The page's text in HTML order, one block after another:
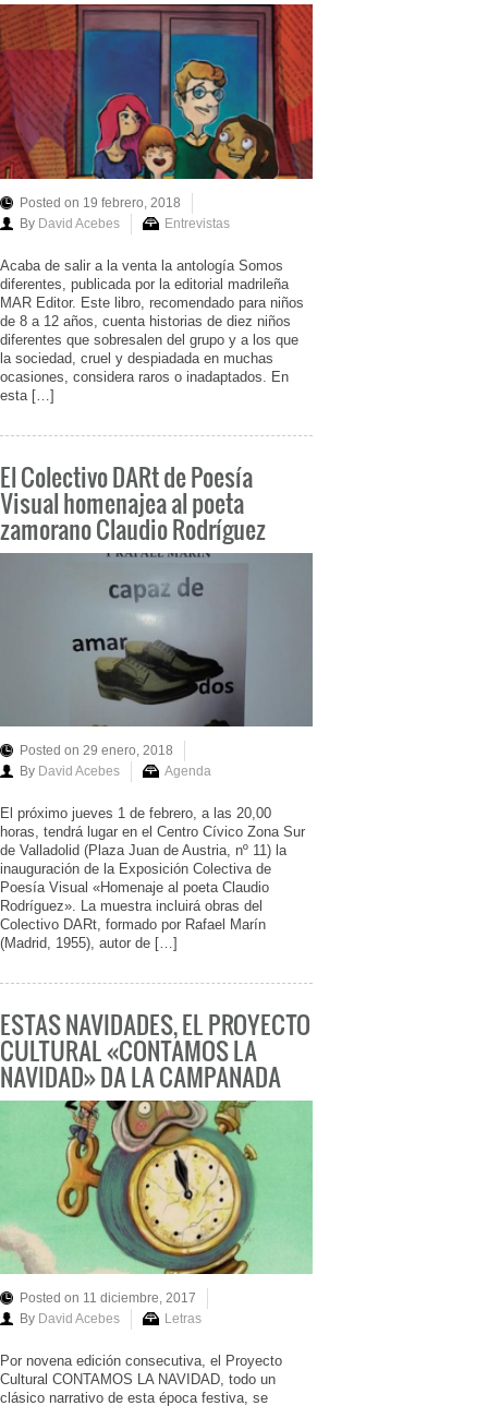
Posted on 19 febrero, 2018
By David Acebes Entrevistas
Acaba de salir a la venta la antología Somos
diferentes, publicada por la editorial madrileña
MAR Editor. Este libro, recomendado para niños
de 8 a 12 años, cuenta historias de diez niños
diferentes que sobresalen del grupo y a los que
la sociedad, cruel y despiadada en muchas
ocasiones, considera raros o inadaptados. En
esta […]
El Colectivo DARt de Poesía
Visual homenajea al poeta
zamorano Claudio Rodríguez
Posted on 29 enero, 2018
By David Acebes Agenda
El próximo jueves 1 de febrero, a las 20,00
horas, tendrá lugar en el Centro Cívico Zona Sur
de Valladolid (Plaza Juan de Austria, nº 11) la
inauguración de la Exposición Colectiva de
Poesía Visual «Homenaje al poeta Claudio
Rodríguez». La muestra incluirá obras del
Colectivo DARt, formado por Rafael Marín
(Madrid, 1955), autor de […]
ESTAS NAVIDADES, EL PROYECTO
CULTURAL «CONTAMOS LA
NAVIDAD» DA LA CAMPANADA
Posted on 11 diciembre, 2017
By David Acebes Letras
Por novena edición consecutiva, el Proyecto
Cultural CONTAMOS LA NAVIDAD, todo un
clásico narrativo de esta época festiva, se